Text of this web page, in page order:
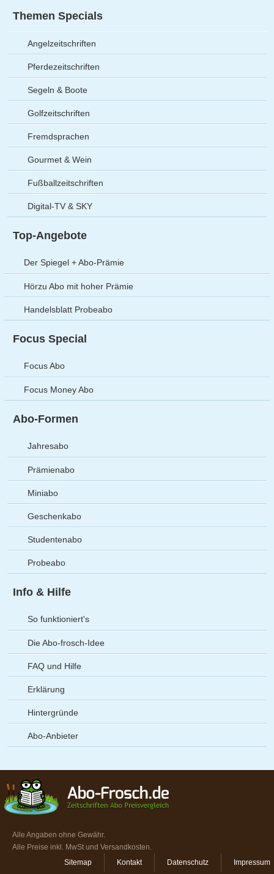
Themen Specials
Angelzeitschriften
Pferdezeitschriften
Segeln & Boote
Golfzeitschriften
Fremdsprachen
Gourmet & Wein
Fußballzeitschriften
Digital-TV & SKY
Top-Angebote
Der Spiegel + Abo-Prämie
Hörzu Abo mit hoher Prämie
Handelsblatt Probeabo
Focus Special
Focus Abo
Focus Money Abo
Abo-Formen
Jahresabo
Prämienabo
Miniabo
Geschenkabo
Studentenabo
Probeabo
Info & Hilfe
So funktioniert's
Die Abo-frosch-Idee
FAQ und Hilfe
Erklärung
Hintergründe
Abo-Anbieter
Alle Angaben ohne Gewähr.
Alle Preise inkl. MwSt und Versandkosten.
Sitemap
Kontakt Datenschutz Impressum